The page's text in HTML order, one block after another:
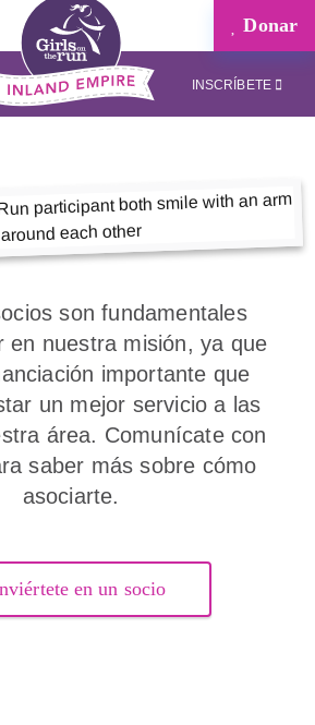
Donar
INSCRÍBETE
son fundamentales
en nuestra misión, ya que
importante que
un mejor servicio a las
área. Comunícate con
saber más sobre cómo
asociarte.
en un socio